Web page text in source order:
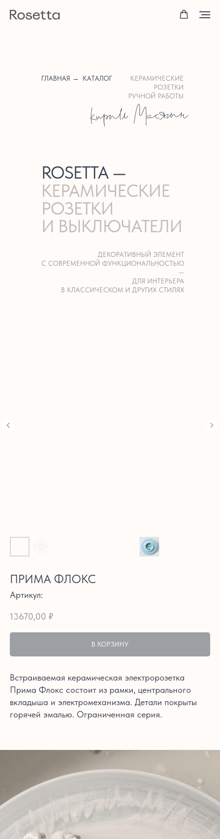
КЕРАМИЧЕСКИЕ
РОЗЕТКИ
РУЧНОЙ РАБОТЫ
ГЛАВНАЯ → КАТАЛОГ
ROSETTA —
КЕРАМИЧЕСКИЕ
РОЗЕТКИ
И ВЫКЛЮЧАТЕЛИ
ДЕКОРАТИВНЫЙ ЭЛЕМЕНТ
С СОВРЕМЕННОЙ ФУНКЦИОНАЛЬНОСТЬЮ
—
ДЛЯ ИНТЕРЬЕРА
В КЛАССИЧЕСКОМ И ДРУГИХ СТИЛЯХ
ПРИМА ФЛОКС
Артикул:
13670,00 ₽
В КОРЗИНУ
Встраиваемая керамическая электророзетка
Прима Флокс состоит из рамки, центрального
вкладыша и электромеханизма. Детали покрыты
горячей эмалью. Ограниченная серия.